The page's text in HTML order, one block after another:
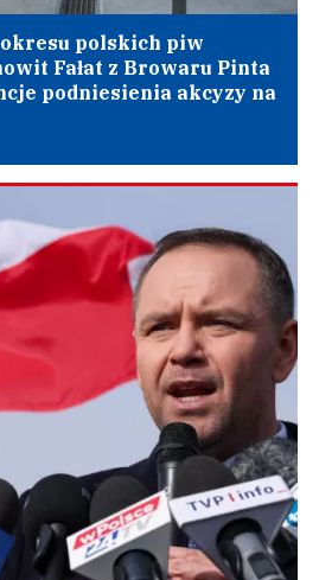
okresu polskich piw
Fałat z Browaru Pinta
podniesienia akcyzy na